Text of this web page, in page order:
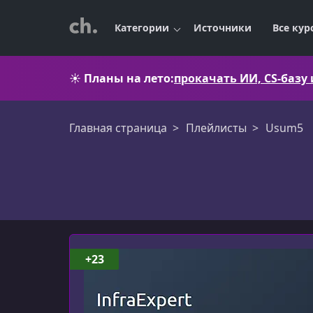
Категории Источники Все
☀️ Планы на лето:прокачать ИИ, CS-
Главная страница Плейлисты Usum5
Usum5
+23